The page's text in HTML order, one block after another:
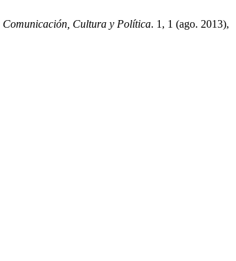
Comunicación, Cultura y Política. 1, 1 (ago. 2013),